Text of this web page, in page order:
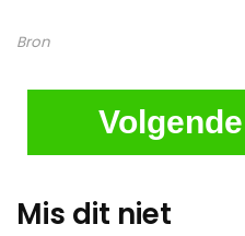
Bron
Mis dit niet